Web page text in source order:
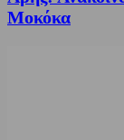
Μοκόκα